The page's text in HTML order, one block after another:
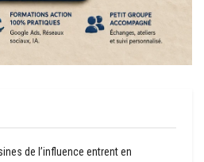
de l’influence entrent en